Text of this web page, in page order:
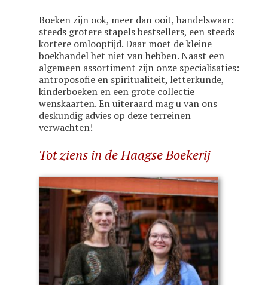
Boeken zijn ook, meer dan ooit, handelswaar:
steeds grotere stapels bestsellers, een steeds
kortere omlooptijd. Daar moet de kleine
boekhandel het niet van hebben. Naast een
algemeen assortiment zijn onze specialisaties:
antroposofie en spiritualiteit, letterkunde,
kinderboeken en een grote collectie
wenskaarten. En uiteraard mag u van ons
deskundig advies op deze terreinen
verwachten!
Tot ziens in de Haagse Boekerij